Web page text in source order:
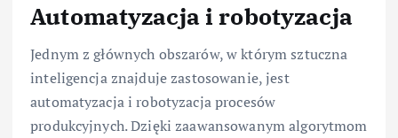
Automatyzacja i robotyzacja
Jednym z głównych obszarów, w którym sztuczna
inteligencja znajduje zastosowanie, jest
automatyzacja i robotyzacja procesów
produkcyjnych. Dzięki zaawansowanym algorytmom